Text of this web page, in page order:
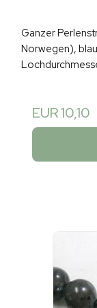
Ganzer
Norwegen),
EUR 10,10